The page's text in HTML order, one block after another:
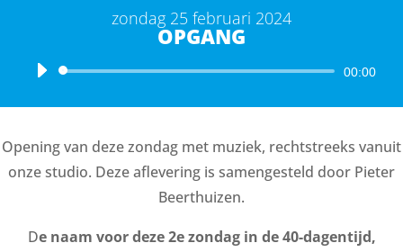
zondag 25 februari 2024
OPGANG
Audiospeler 00:00
Opening van deze zondag met muziek, rechtstreeks vanuit
onze studio. Deze aflevering is samengesteld door Pieter
Beerthuizen.
De naam voor deze 2e zondag in de 40-dagentijd,